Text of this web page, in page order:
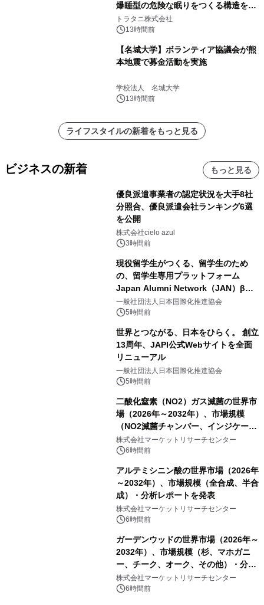
爆睡型の危険な眠りをつくる構造を解
説
トラタニ株式会社
13時間前
【名城大学】ボランティア協議会が熊
本地震で募金活動を実施
学校法人 名城大学
13時間前
ライフスタイルの新着をもっと見る
ビジネスの新着 もっと見る
優良派遣事業者の認定状況を大手8社
分照合、優良派遣会社ランキング6選
を公開
株式会社cielo azul
3時間前
現役留学生がつくる、留学生のため
の、留学生専用プラットフォーム
Japan Alumni Network（JAN）β版
をリリース
一般社団法人日本国際化推進協会
5時間前
世界とつながる、日本をひらく。 創立
13周年、JAPI公式Webサイトを全面
リニューアル
一般社団法人日本国際化推進協会
5時間前
二酸化窒素（NO2）ガス滅菌の世界市
場（2026年～2032年）、市場規模
（NO2滅菌チャンバー、インジケータ
ーおよびモニタリングシステム、その
他）・分析レポートを発表
株式会社マーケットリサーチセンター
6時間前
アルテミシニン酸の世界市場（2026年
～2032年）、市場規模（全合成、半合
成）・分析レポートを発表
株式会社マーケットリサーチセンター
6時間前
ガーデンウッドの世界市場（2026年～
2032年）、市場規模（杉、マホガニ
ー、チーク、オーク、その他）・分析
レポートを発表
株式会社マーケットリサーチセンター
6時間前